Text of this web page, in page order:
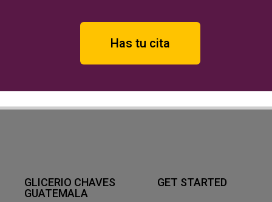
Has tu cita
GLICERIO CHAVES
GUATEMALA
GET STARTED